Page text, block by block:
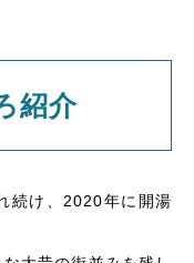
紹介
続け、2020年に開湯